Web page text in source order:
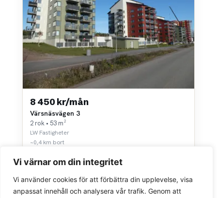
Vi värnar om din integritet
Vi använder cookies för att förbättra din upplevelse, visa
anpassat innehåll och analysera vår trafik. Genom att
8 450 kr/mån
Värsnäsvägen 3
2 rok • 53 m²
LW Fastigheter
~0,4 km bort